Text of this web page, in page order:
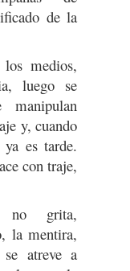
de la
medios,
luego se
y, cuando
es tarde.
con traje,
no grita,
la mentira,
atreve a